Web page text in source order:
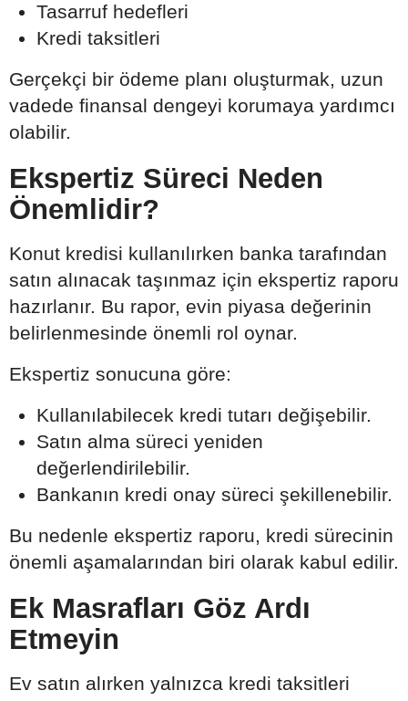
Tasarruf hedefleri
Kredi taksitleri
Gerçekçi bir ödeme planı oluşturmak, uzun
vadede finansal dengeyi korumaya yardımcı
olabilir.
Ekspertiz Süreci Neden
Önemlidir?
Konut kredisi kullanılırken banka tarafından
satın alınacak taşınmaz için ekspertiz raporu
hazırlanır. Bu rapor, evin piyasa değerinin
belirlenmesinde önemli rol oynar.
Ekspertiz sonucuna göre:
Kullanılabilecek kredi tutarı değişebilir.
Satın alma süreci yeniden
değerlendirilebilir.
Bankanın kredi onay süreci şekillenebilir.
Bu nedenle ekspertiz raporu, kredi sürecinin
önemli aşamalarından biri olarak kabul edilir.
Ek Masrafları Göz Ardı
Etmeyin
Ev satın alırken yalnızca kredi taksitleri